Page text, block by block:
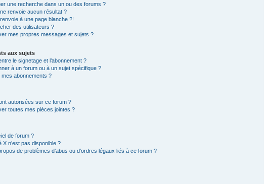
une recherche dans un ou des forums ?
renvoie aucun résultat ?
à une page blanche ?!
des utilisateurs ?
mes propres messages et sujets ?
aux sujets
le signetage et l’abonnement ?
à un forum ou à un sujet spécifique ?
abonnements ?
autorisées sur ce forum ?
toutes mes pièces jointes ?
de forum ?
X n’est pas disponible ?
de problèmes d’abus ou d’ordres légaux liés à ce forum ?